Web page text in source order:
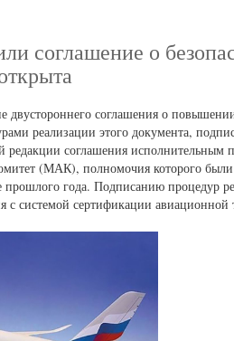
соглашение о
соглашения о
реализации этого документа,
соглашения исполнительным
(МАК), полномочия которого
прошлого года. Подписанию процедур
с системой сертификации авиационной